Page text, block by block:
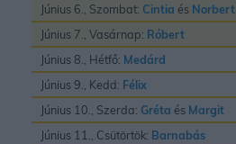
Június 6., Szombat: Cintia és Norbert
Június 7., Vasárnap: Róbert
Június 8., Hétfő: Medárd
Június 9., Kedd: Félix
Június 10., Szerda: Gréta és Margit
Június 11., Csütörtök: Barnabás